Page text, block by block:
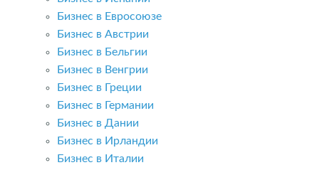
Бизнес в Евросоюзе
Бизнес в Австрии
Бизнес в Бельгии
Бизнес в Венгрии
Бизнес в Греции
Бизнес в Германии
Бизнес в Дании
Бизнес в Ирландии
Бизнес в Италии